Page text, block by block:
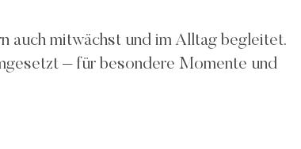
auch mitwächst und im Alltag begleitet.
– für besondere Momente und